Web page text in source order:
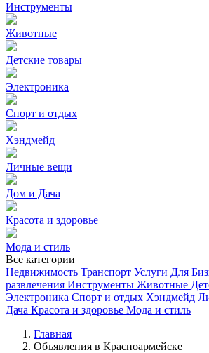
Инструменты
Животные
Детские товары
Электроника
Спорт и отдых
Хэндмейд
Личные вещи
Дом и Дача
Красота и здоровье
Мода и стиль
Все категории
Недвижимость Транспорт Услуги Для
развлечения Инструменты Животные
Электроника Спорт и отдых Хэндмейд
Дача Красота и здоровье Мода и стиль
Главная
Объявления в Красноармейске